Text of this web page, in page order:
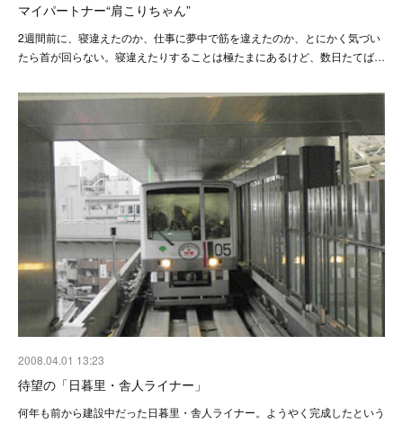
マイパートナー“肩こりちゃん”
2週間前に、寝違えたのか、仕事に夢中で筋を違えたのか、とにかく気づい
たら首が回らない。寝違えたりすることは極たまにあるけど、数日たてば…
2008.04.01 13:23
待望の「日暮里・舎人ライナー」
何年も前から建設中だった日暮里・舎人ライナー。ようやく完成したという